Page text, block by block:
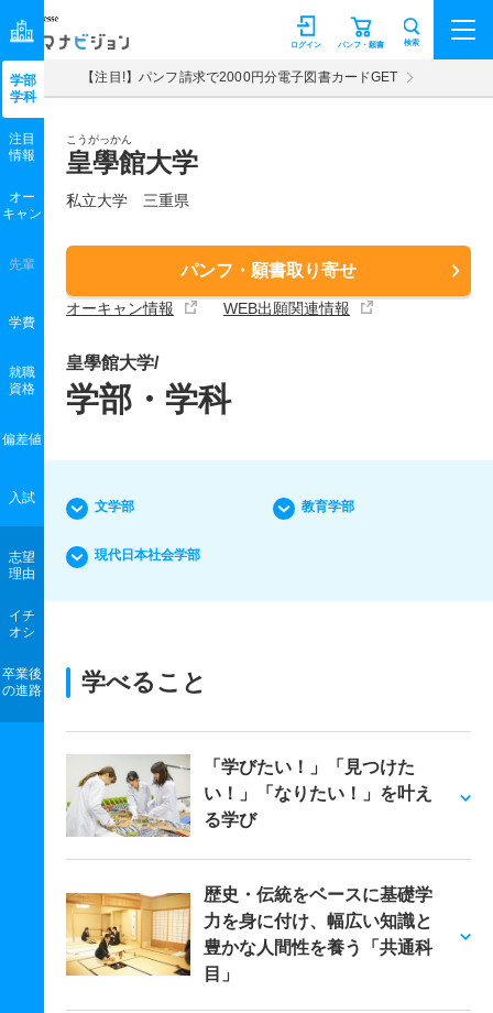
マナビジョン パンフ・願書
ログイン 検索
【注目!】パンフ請求で2000円分電子図書カードGET
こうがっかん
皇學館大学
私立大学 三重県
パンフ・願書取り寄せ
オーキャン情報 WEB出願関連情報
学部
学科
注目
情報
オー
キャン
先輩
学費
就職
資格
偏差値
入試
志望
理由
イチ
オシ
卒業後
の進路
皇學館大学/
学部・学科
文学部 教育学部
現代日本社会学部
学べること
「学びたい！」「見つけた
い！」「なりたい！」を叶え
る学び
歴史・伝統をベースに基礎学
力を身に付け、幅広い知識と
豊かな人間性を養う「共通科
目」